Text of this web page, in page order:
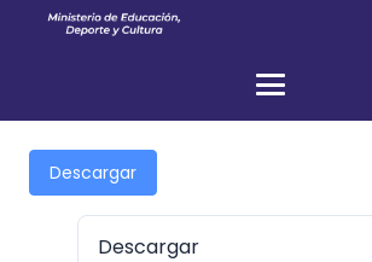
Descargar
Descargar